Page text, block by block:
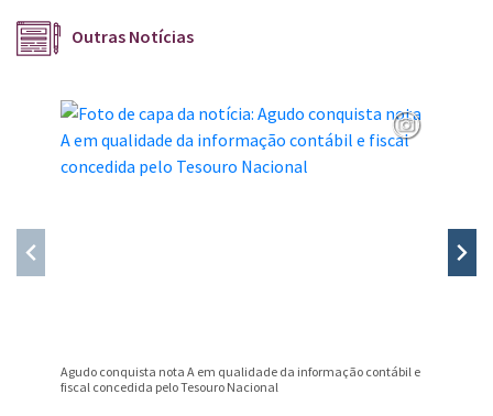
Outras Notícias
Agudo conquista nota A em qualidade da informação contábil e
fiscal concedida pelo Tesouro Nacional